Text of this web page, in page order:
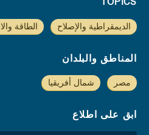
الديمقراطية والإصلاح الطاقة
المناطق والبلدان
مصر شمال أفريقيا
ابق على اطلاع